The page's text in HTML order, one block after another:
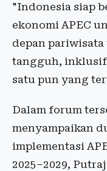
"Indonesia siap
ekonomi APEC
depan
tangguh,
satu pun yang
Dalam forum
menyampaikan
implementasi
2025–2029,